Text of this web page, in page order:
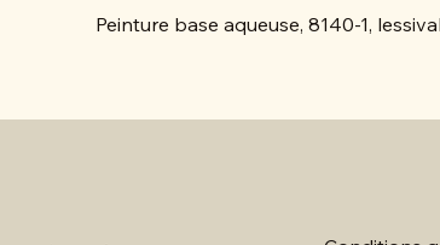
Peinture base aqueuse, 8140-1,